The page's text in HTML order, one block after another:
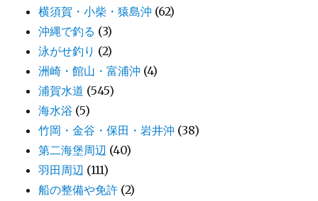
横須賀・小柴・猿島沖 (62)
沖縄で釣る (3)
泳がせ釣り (2)
洲崎・館山・富浦沖 (4)
浦賀水道 (545)
海水浴 (5)
竹岡・金谷・保田・岩井沖 (38)
第二海堡周辺 (40)
羽田周辺 (111)
船の整備や免許 (2)